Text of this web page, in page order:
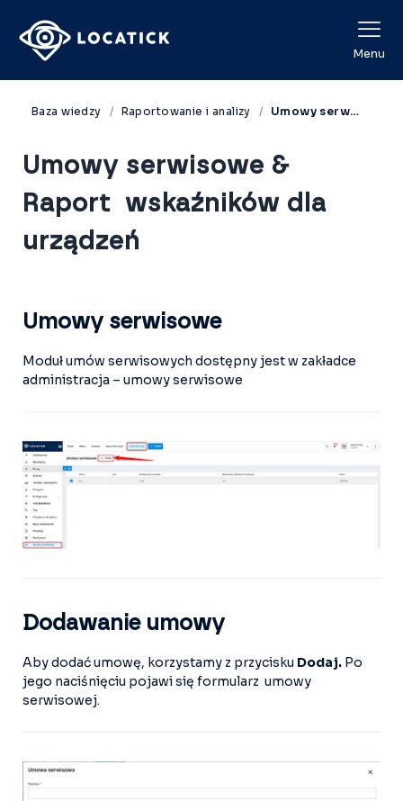
Menu
View Categories
Baza wiedzy Raportowanie i analizy Umowy serwisowe & Raport wskaźników dla urządzeń
Umowy serwisowe &
Raport wskaźników dla
urządzeń
Umowy serwisowe
Moduł umów serwisowych dostępny jest w zakładce
administracja – umowy serwisowe
Dodawanie umowy
Aby dodać umowę, korzystamy z przycisku Dodaj. Po
jego naciśnięciu pojawi się formularz umowy
serwisowej.